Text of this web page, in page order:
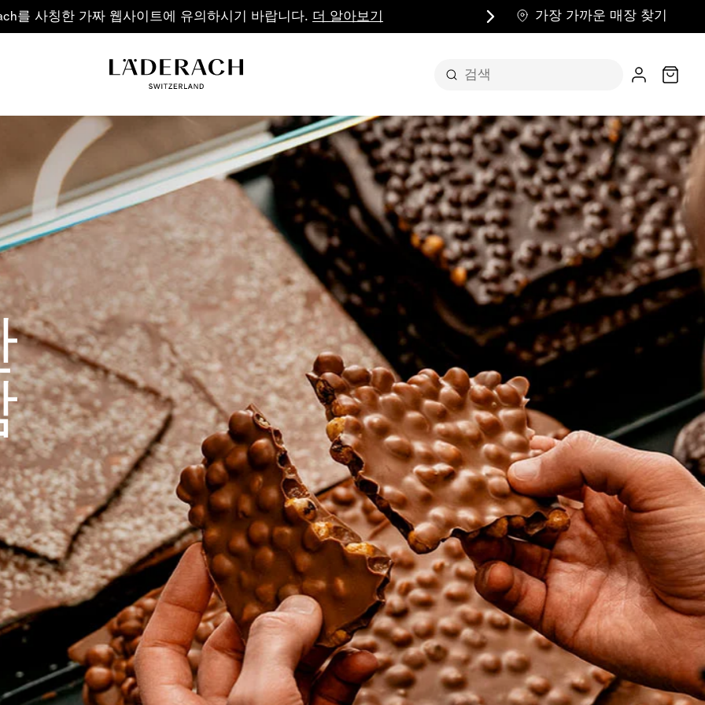
5만원 이상 주문 시 무료배송 가장 가까운 매장 찾기
소중한 분들과 나누세요
지금 쇼핑하기
수제공정을 거친 최상급 프랄린
지금 쇼핑하기
예술의 경지에 이른 초콜릿
더 보기
장바구